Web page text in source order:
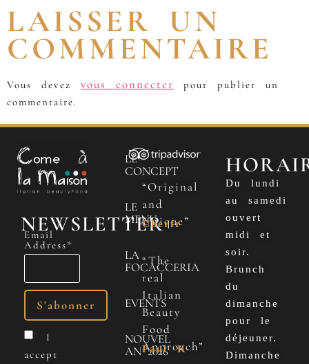
LAISSER UN
COMMENTAIRE
Vous devez vous connecter
pour publier un
commentaire.
NEWSLETTER
Email
Address*
I
accept
LE
CONCEPT
LE
MENU
LA
FOCACCERIA
EVENTS
NOUVEL
AN 2026
“Original
and
Unique”
Cherfr
“The
real
Italian
Beauty
Food
Approach”
Paul K
Du lundi
au samedi
ouvert
midi et
soir.
Brunch
du
dimanche
pour le
déjeuner.
Dimanche